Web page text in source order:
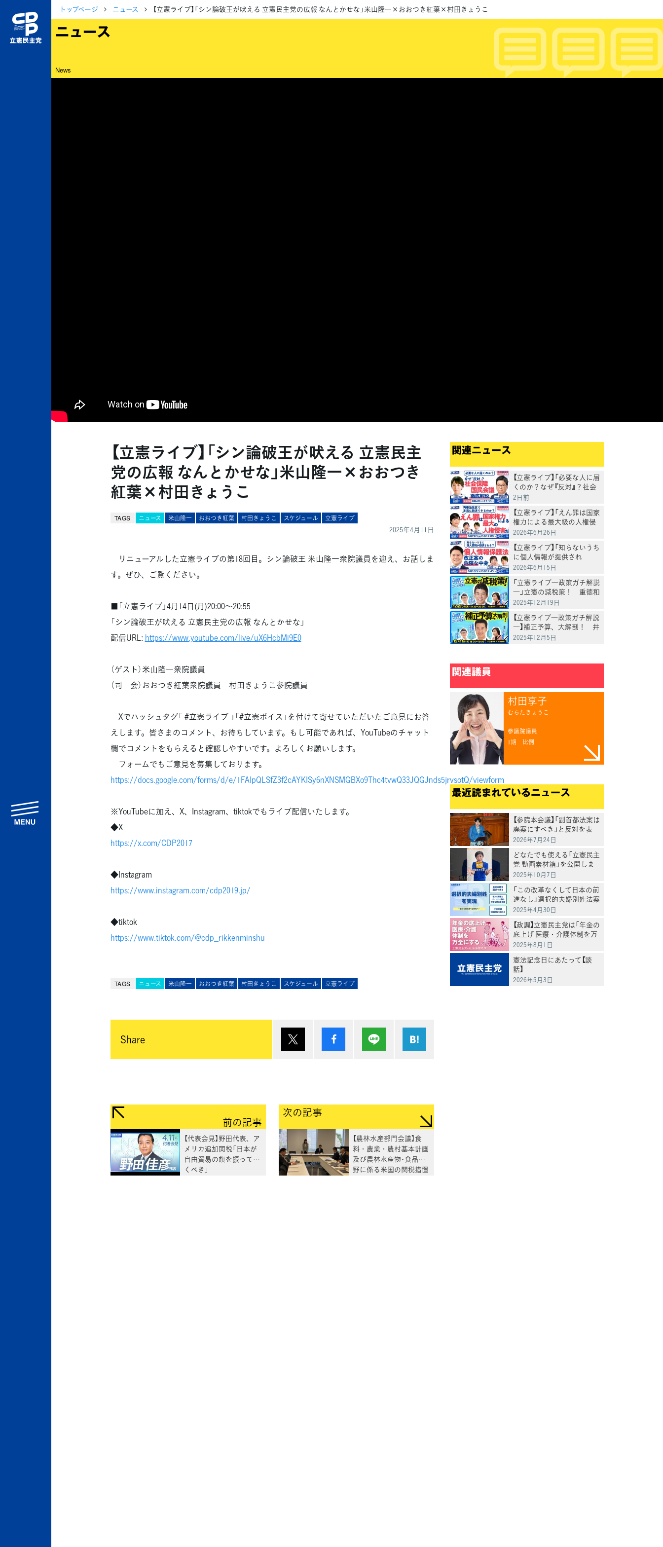
トップページ ニュース 【立憲ライブ】「シン論破王が吠える 立憲民主党の広報 なんとかせな」米山隆一×おおつき紅葉×村田きょうこ
ニュース
News
【立憲ライブ】「シン論破王が吠える 立憲民主
党の広報 なんとかせな」米山隆一×おおつき
紅葉×村田きょうこ
TAGS ニュース 米山隆一 おおつき紅葉 村田きょうこ スケジュール 立憲ライブ
2025年4月11日
リニューアルした立憲ライブの第18回目。シン論破王 米山隆一衆院議員を迎え、お話しま
す。ぜひ、ご覧ください。
■「立憲ライブ」4月14日(月)20:00～20:55
「シン論破王が吠える 立憲民主党の広報 なんとかせな」
配信URL: https://www.youtube.com/live/uX6HcbMi9E0
（ゲスト）米山隆一衆院議員
（司 会）おおつき紅葉衆院議員 村田きょうこ参院議員
Xでハッシュタグ「 #立憲ライブ 」「#立憲ボイス」を付けて寄せていただいたご意見にお答
えします。皆さまのコメント、お待ちしています。もし可能であれば、YouTubeのチャット
欄でコメントをもらえると確認しやすいです。よろしくお願いします。
フォームでもご意見を募集しております。
https://docs.google.com/forms/d/e/1FAIpQLSfZ3f2cAYKISy6nXNSMGBXo9Thc4tvwQ33JQGJnds5jrvsotQ/viewform
※YouTubeに加え、X、Instagram、tiktokでもライブ配信いたします。
◆X
https://x.com/CDP2017
◆Instagram
https://www.instagram.com/cdp2019.jp/
◆tiktok
https://www.tiktok.com/@cdp_rikkenminshu
TAGS ニュース 米山隆一 おおつき紅葉 村田きょうこ スケジュール 立憲ライブ
Share シェア Lineで送る
前の記事
【代表会見】野田代表、ア
メリカ追加関税「日本が
自由貿易の旗を振ってい
くべき」
次の記事
【農林水産部門会議】食
料・農業・農村基本計画
及び農林水産物･食品分
野に係る米国の関税措置
関連ニュース
【立憲ライブ】「必要な人に届
くのか？なぜ『反対』？社会
保障国民会議 徹底解説」石
2日前
【立憲ライブ】「えん罪は国家
権力による最大級の人権侵
害だ 再審法改正で本当に
×村田きょうこ×山内かな
こ
2026年6月26日
【立憲ライブ】「知らないうち
に個人情報が提供され
る？ 個人情報保護法改正
×村田きょうこ×山内かな
こ
2026年6月15日
「立憲ライブ―政策ガチ解説
―」立憲の減税策！ 重徳和
彦×山岸一生×村田きょう
2025年12月19日
【立憲ライブ―政策ガチ解説
―】補正予算、大解剖！ 井
坂信彦×村田きょうこ×山
2025年12月5日
関連議員
村田享子
むらたきょうこ
参議院議員
1期 比例
最近読まれているニュース
【参院本会議】「副首都法案は
廃案にすべき」と反対を表
明 岸真紀子議員
2026年7月24日
どなたでも使える「立憲民主
党 動画素材箱」を公開しま
した
2025年10月7日
「この改革なくして日本の前
進なし」選択的夫婦別姓法案
を提出
2025年4月30日
【政調】立憲民主党は「年金の
底上げ 医療・介護体制を万
全にする」
2025年8月1日
憲法記念日にあたって【談
話】
2026年5月3日